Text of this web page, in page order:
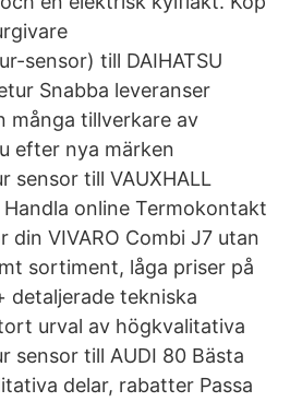
sensor) till DAIHATSU
Snabba leveranser
tillverkare av
efter nya märken
sensor till VAUXHALL
Handla online Termokontakt
din VIVARO Combi J7 utan
sortiment, låga priser på
detaljerade tekniska
urval av högkvalitativa
sensor till AUDI 80 Bästa
delar, rabatter Passa